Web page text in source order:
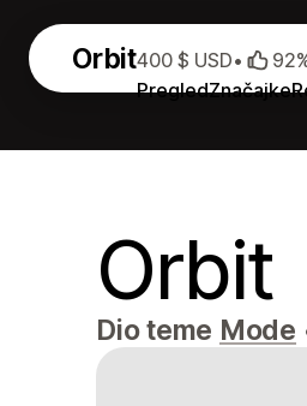
Orbit
PregledZnačajke
400 $ USD•
Orbit
Dio teme Mode